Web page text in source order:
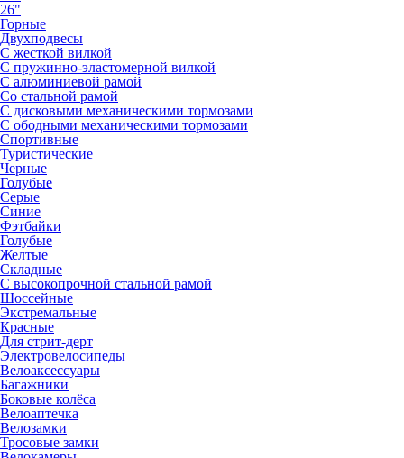
26"
Горные
Двухподвесы
С жесткой вилкой
С пружинно-эластомерной вилкой
С алюминиевой рамой
Со стальной рамой
С дисковыми механическими тормозами
С ободными механическими тормозами
Спортивные
Туристические
Черные
Голубые
Серые
Синие
Фэтбайки
Голубые
Желтые
Складные
С высокопрочной стальной рамой
Шоссейные
Экстремальные
Красные
Для стрит-дерт
Электровелосипеды
Велоаксессуары
Багажники
Боковые колёса
Велоаптечка
Велозамки
Тросовые замки